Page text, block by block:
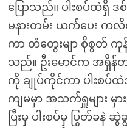
ပြောသည်။ ပါးစပ်ထဲရှိ ဒ
မနားတမ်း ယက်ပေး ကလိ
ကာ တံတွေးမျာ စိုစွတ်
သည်။ ဦးမောင်က အရှိန်
ကို ချုပ်ကိုင်ကာ ပါးစ
ကျမမှာ အသက်ရှူများ မှ
ပြီးမှ ပါးစပ်မှ ပြွတ်ခနဲ